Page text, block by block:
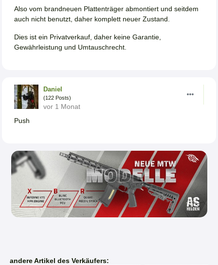
Also vom brandneuen Plattenträger abmontiert und seitdem
auch nicht benutzt, daher komplett neuer Zustand.
Dies ist ein Privatverkauf, daher keine Garantie,
Gewährleistung und Umtauschrecht.
Daniel
(122 Posts)
vor 1 Monat
Push
andere Artikel des Verkäufers: